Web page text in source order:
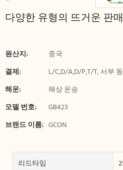
다양한 유형의 뜨거운 판
원산지:
중국
결제:
L/C,D/A,D/P,T/T, 서부
해운:
해상 운송
모델 번호:
GB423
브랜드 이름: GCON
리드타임